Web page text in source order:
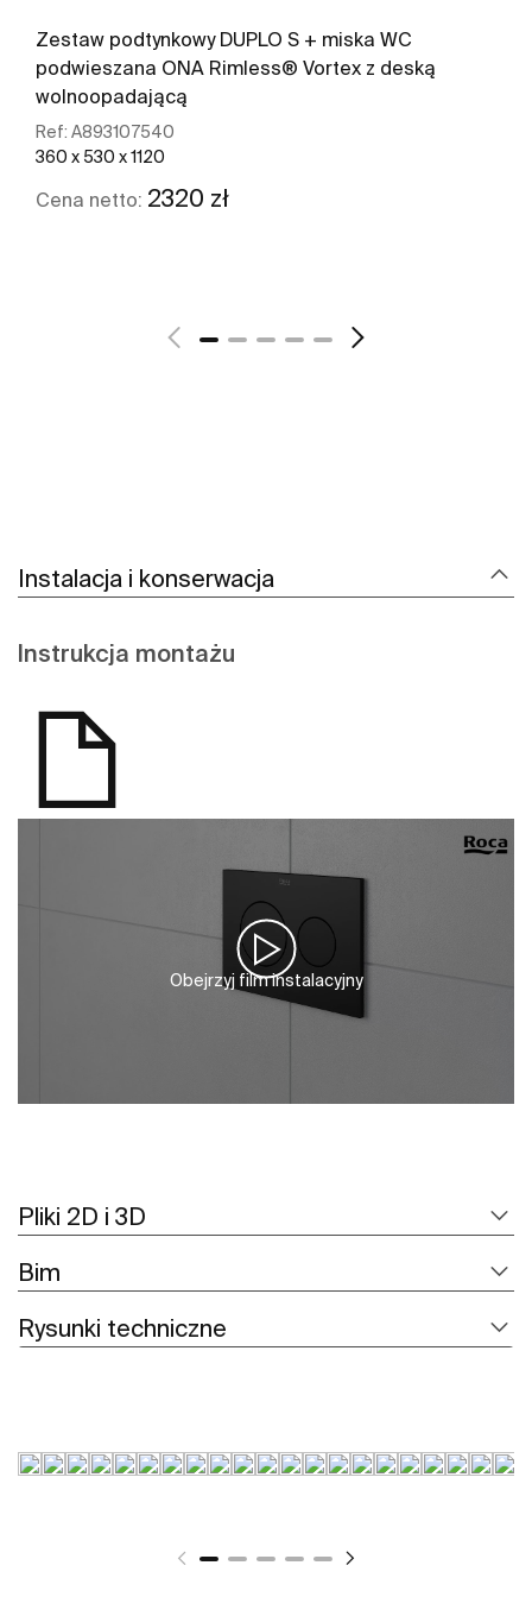
Zestaw podtynkowy DUPLO S + miska WC
podwieszana ONA Rimless® Vortex z deską
wolnoopadającą
Ref: A893107540
360 x 530 x 1120
Cena netto: 2320 zł
Instalacja i konserwacja
Instrukcja montażu
Obejrzyj film instalacyjny
Pliki 2D i 3D
Bim
Rysunki techniczne